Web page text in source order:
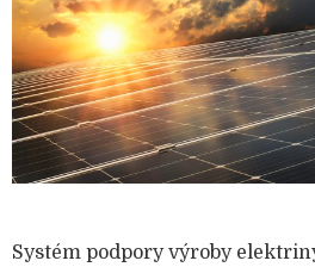
Systém podpory výroby